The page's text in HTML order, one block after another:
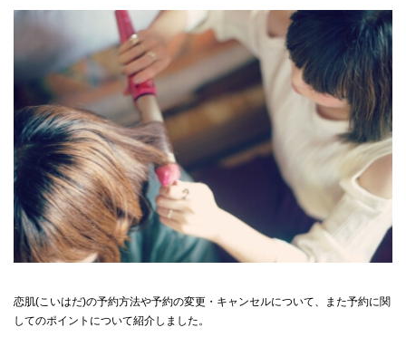
恋肌(こいはだ)の予約方法や予約の変更・キャンセルについて、また予約に関
してのポイントについて紹介しました。